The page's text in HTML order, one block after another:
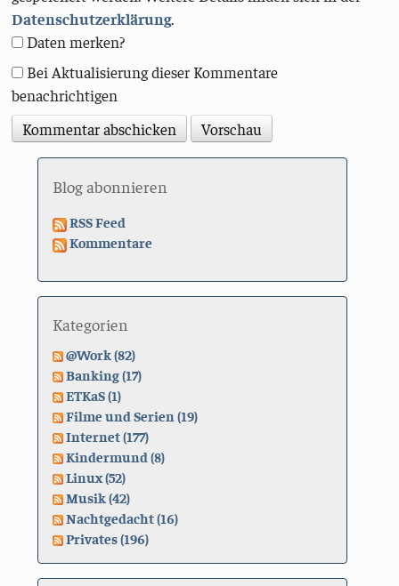
Datenschutzerklärung.
Daten merken?
Bei Aktualisierung dieser Kommentare
benachrichtigen
Blog abonnieren
RSS Feed
Kommentare
Kategorien
@Work (82)
Banking (17)
ETKaS (1)
Filme und Serien (19)
Internet (177)
Kindermund (8)
Linux (52)
Musik (42)
Nachtgedacht (16)
Privates (196)